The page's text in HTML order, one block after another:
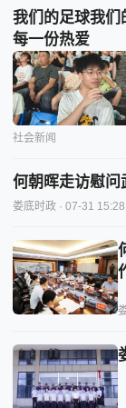
我们的足球我
每一份热爱
社会新闻
何朝晖走访慰问
娄底时政 · 07-31 15:28